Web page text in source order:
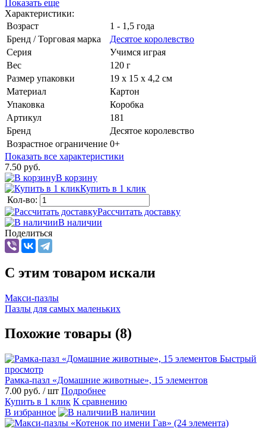
Показать еще
Характеристики:
Возраст
1 - 1,5 года
Бренд / Торговая марка
Десятое королевство
Серия
Учимся играя
Вес
120 г
Размер упаковки
19 x 15 x 4,2 см
Материал
Картон
Упаковка
Коробка
Артикул
181
Бренд
Десятое королевство
Возрастное ограничение 0+
Показать все характеристики
7.50 руб.
В корзину
Купить в 1 клик
Кол-во:
Рассчитать доставку
В наличии
Поделиться
C этим товаром искали
Макси-пазлы
Пазлы для самых маленьких
Похожие товары (8)
Быстрый
просмотр
Рамка-пазл «Домашние животные», 15 элементов
7.00 руб. / шт Подробнее
Купить в 1 клик К сравнению
В избранное
В наличии